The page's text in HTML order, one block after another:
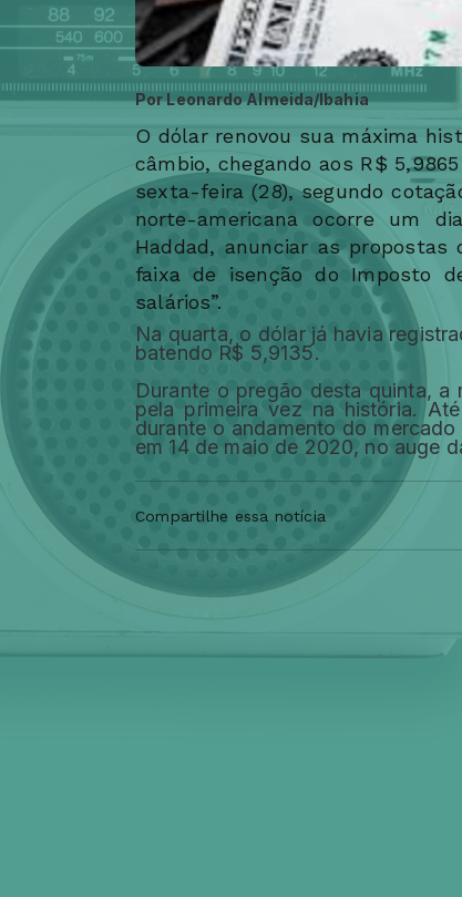
PorLeonardo Almeida/Ibahia
O dólar renovou sua máxima
câmbio, chegando aos R$
sexta-feira (28), segundo
norte-americana ocorre um
Haddad, anunciar as
faixa de isenção do Imposto
salários”.
Na quarta, o dólar já havia
batendo R$ 5,9135.
Durante o pregão desta quinta,
pela primeira vez na história.
durante o andamento do
em 14 de maio de 2020, no auge
Compartilhe essa notícia